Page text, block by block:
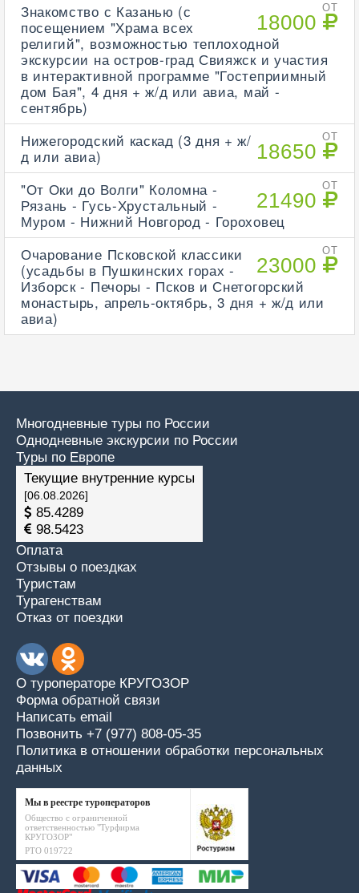
ОТ
18000
Знакомство с Казанью (с
посещением "Храма всех
религий", возможностью теплоходной
экскурсии на остров-град Свияжск и участия
в интерактивной программе "Гостеприимный
дом Бая", 4 дня + ж/д или авиа, май -
сентябрь)
ОТ
18650
Нижегородский каскад (3 дня + ж/
д или авиа)
ОТ
21490
"От Оки до Волги" Коломна -
Рязань - Гусь-Хрустальный -
Муром - Нижний Новгород - Гороховец
ОТ
23000
Очарование Псковской классики
(усадьбы в Пушкинских горах -
Изборск - Печоры - Псков и Снетогорский
монастырь, апрель-октябрь, 3 дня + ж/д или
авиа)
Многодневные туры по России
Однодневные экскурсии по России
Туры по Европе
Текущие внутренние курсы
[06.08.2026]
85.4289
98.5423
Оплата
Отзывы о поездках
Туристам
Турагенствам
Отказ от поездки
О туроператоре КРУГОЗОР
Форма обратной связи
Написать email
Позвонить +7 (977) 808-05-35
Политика в отношении обработки персональных
данных
Мы в реестре туроператоров
Общество с ограниченной
ответственностью "Турфирма
КРУГОЗОР"
РТО 019722